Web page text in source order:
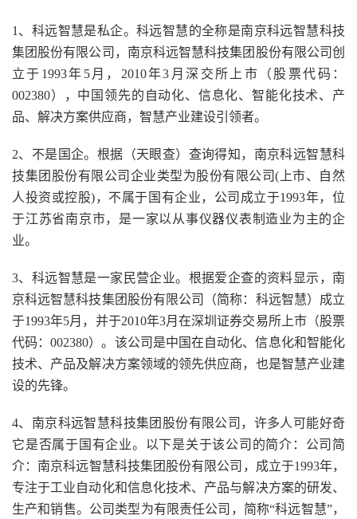
1、科远智慧是私企。科远智慧的全称是南京科远智慧科技
集团股份有限公司，南京科远智慧科技集团股份有限公司创
立于1993年5月，2010年3月深交所上市（股票代码：
002380），中国领先的自动化、信息化、智能化技术、产
品、解决方案供应商，智慧产业建设引领者。
2、不是国企。根据（天眼查）查询得知，南京科远智慧科
技集团股份有限公司企业类型为股份有限公司(上市、自然
人投资或控股)，不属于国有企业，公司成立于1993年，位
于江苏省南京市，是一家以从事仪器仪表制造业为主的企
业。
3、科远智慧是一家民营企业。根据爱企查的资料显示，南
京科远智慧科技集团股份有限公司（简称：科远智慧）成立
于1993年5月，并于2010年3月在深圳证券交易所上市（股票
代码：002380）。该公司是中国在自动化、信息化和智能化
技术、产品及解决方案领域的领先供应商，也是智慧产业建
设的先锋。
4、南京科远智慧科技集团股份有限公司，许多人可能好奇
它是否属于国有企业。以下是关于该公司的简介：公司简
介：南京科远智慧科技集团股份有限公司，成立于1993年，
专注于工业自动化和信息化技术、产品与解决方案的研发、
生产和销售。公司类型为有限责任公司，简称“科远智慧”，